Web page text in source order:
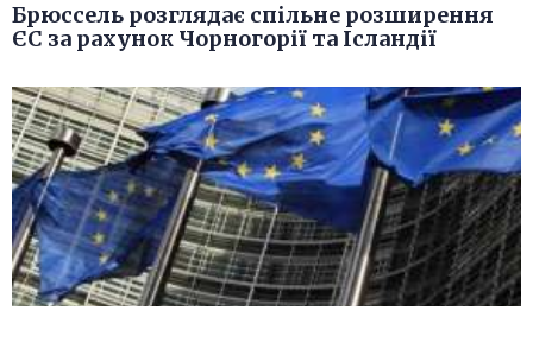
Брюссель розглядає спільне розширення
ЄС за рахунок Чорногорії та Ісландії